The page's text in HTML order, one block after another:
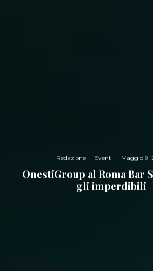
Redazione · Eventi · Maggio 9,
OnestiGroup al Roma Bar
gli imperdibili